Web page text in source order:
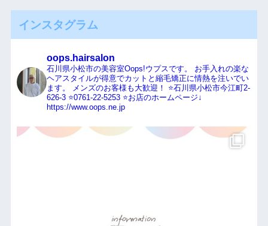
インスタグラム
oops.hairsalon
石川県小松市の美容室Oops!ウプスです。
お手入れの楽な
ヘアスタイルが得意でカットと縮毛矯正に情熱を注いでい
ます。
メンズのお客様も大歓迎！
⭐️石川県小松市今江町2-
626-3⭐️0761-22-5253⭐️お店のホームページ↓
https://www.oops.ne.jp